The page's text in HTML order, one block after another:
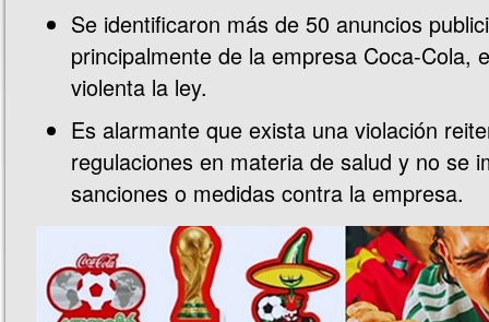
Se identificaron más de 50 anuncios
principalmente de la empresa Coca-Cola,
violenta la ley.
Es alarmante que exista una violación
regulaciones en materia de salud y no se
sanciones o medidas contra la empresa.